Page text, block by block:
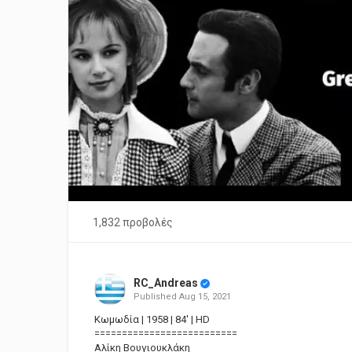
1,832 προβολές
RC_Andreas
Published Aug 15, 2021
Κωμωδία | 1958 | 84' | HD
==========================
Αλίκη Βουγιουκλάκη